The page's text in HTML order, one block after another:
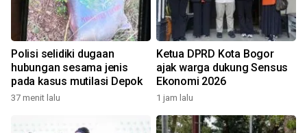
Polisi selidiki dugaan
hubungan sesama jenis
pada kasus mutilasi Depok
37 menit lalu
Ketua DPRD Kota Bogor
ajak warga dukung Sensus
Ekonomi 2026
1 jam lalu